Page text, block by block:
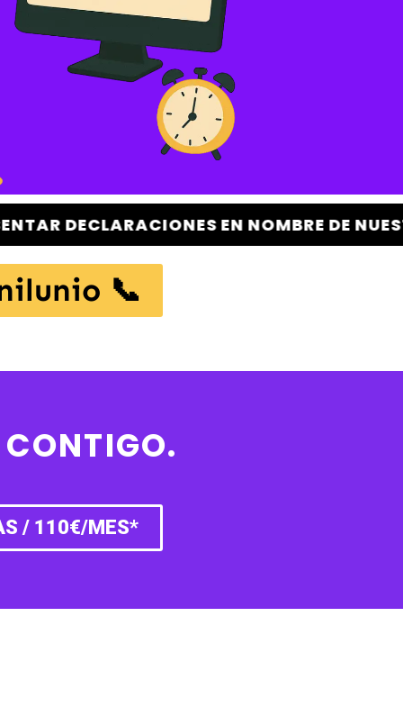
EN NOMBRE DE NUESTROS
📞
CONTIGO.
/ 110€/MES*